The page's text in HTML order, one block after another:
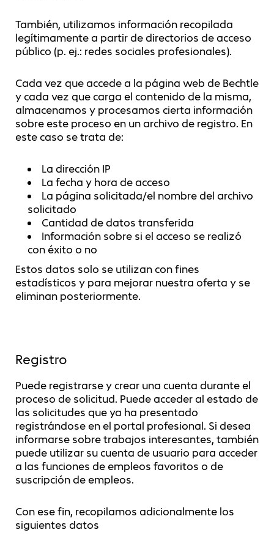
También, utilizamos información recopilada
legítimamente a partir de directorios de acceso
público (p. ej.: redes sociales profesionales).
Cada vez que accede a la página web de Bechtle
y cada vez que carga el contenido de la misma,
almacenamos y procesamos cierta información
sobre este proceso en un archivo de registro. En
este caso se trata de:
La dirección IP
La fecha y hora de acceso
La página solicitada/el nombre del archivo
solicitado
Cantidad de datos transferida
Información sobre si el acceso se realizó
con éxito o no
Estos datos solo se utilizan con fines
estadísticos y para mejorar nuestra oferta y se
eliminan posteriormente.
Registro
Puede registrarse y crear una cuenta durante el
proceso de solicitud. Puede acceder al estado de
las solicitudes que ya ha presentado
registrándose en el portal profesional. Si desea
informarse sobre trabajos interesantes, también
puede utilizar su cuenta de usuario para acceder
a las funciones de empleos favoritos o de
suscripción de empleos.
Con ese fin, recopilamos adicionalmente los
siguientes datos